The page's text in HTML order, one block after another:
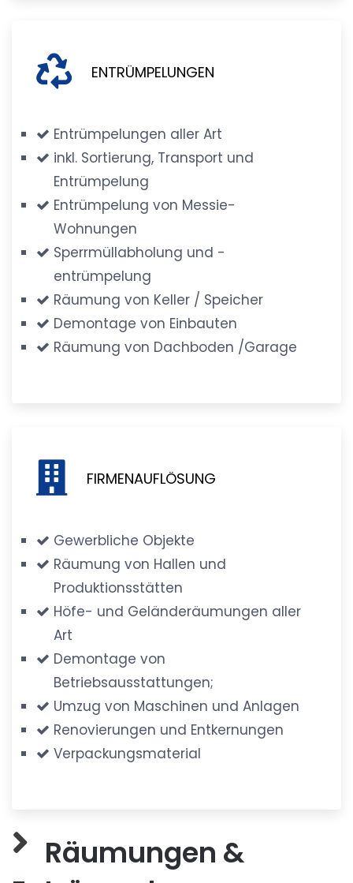
ENTRÜMPELUNGEN
Entrümpelungen aller Art
inkl. Sortierung, Transport und
Entrümpelung
Entrümpelung von Messie-
Wohnungen
Sperrmüllabholung und -
entrümpelung
Räumung von Keller / Speicher
Demontage von Einbauten
Räumung von Dachboden /Garage
FIRMENAUFLÖSUNG
Gewerbliche Objekte
Räumung von Hallen und
Produktionsstätten
Höfe- und Geländeräumungen aller
Art
Demontage von
Betriebsausstattungen;
Umzug von Maschinen und Anlagen
Renovierungen und Entkernungen
Verpackungsmaterial
Räumungen &